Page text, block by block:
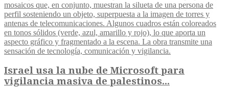
Israel usa la nube de Microsoft para
vigilancia masiva de palestinos...